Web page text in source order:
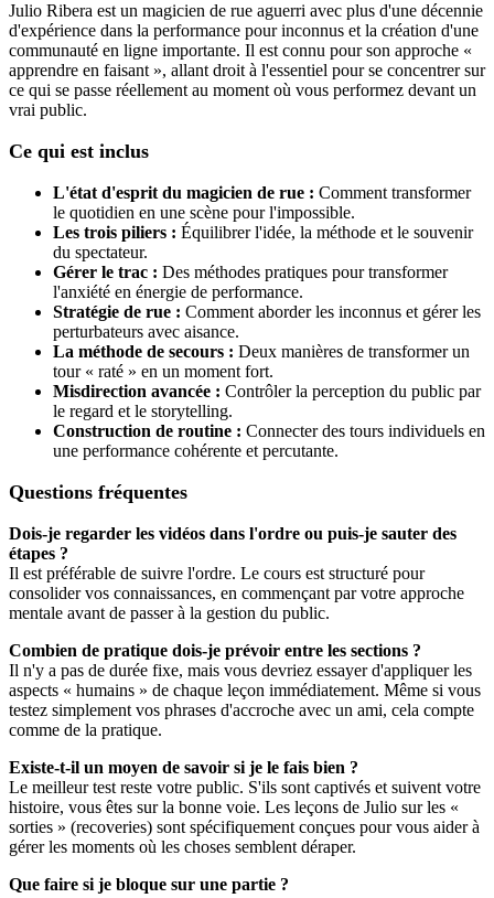
Julio Ribera est un magicien de rue aguerri avec plus d'une décennie
d'expérience dans la performance pour inconnus et la création d'une
communauté en ligne importante. Il est connu pour son approche «
apprendre en faisant », allant droit à l'essentiel pour se concentrer sur
ce qui se passe réellement au moment où vous performez devant un
vrai public.
Ce qui est inclus
L'état d'esprit du magicien de rue : Comment transformer
le quotidien en une scène pour l'impossible.
Les trois piliers : Équilibrer l'idée, la méthode et le souvenir
du spectateur.
Gérer le trac : Des méthodes pratiques pour transformer
l'anxiété en énergie de performance.
Stratégie de rue : Comment aborder les inconnus et gérer les
perturbateurs avec aisance.
La méthode de secours : Deux manières de transformer un
tour « raté » en un moment fort.
Misdirection avancée : Contrôler la perception du public par
le regard et le storytelling.
Construction de routine : Connecter des tours individuels en
une performance cohérente et percutante.
Questions fréquentes
Dois-je regarder les vidéos dans l'ordre ou puis-je sauter des
étapes ?
Il est préférable de suivre l'ordre. Le cours est structuré pour
consolider vos connaissances, en commençant par votre approche
mentale avant de passer à la gestion du public.
Combien de pratique dois-je prévoir entre les sections ?
Il n'y a pas de durée fixe, mais vous devriez essayer d'appliquer les
aspects « humains » de chaque leçon immédiatement. Même si vous
testez simplement vos phrases d'accroche avec un ami, cela compte
comme de la pratique.
Existe-t-il un moyen de savoir si je le fais bien ?
Le meilleur test reste votre public. S'ils sont captivés et suivent votre
histoire, vous êtes sur la bonne voie. Les leçons de Julio sur les «
sorties » (recoveries) sont spécifiquement conçues pour vous aider à
gérer les moments où les choses semblent déraper.
Que faire si je bloque sur une partie ?